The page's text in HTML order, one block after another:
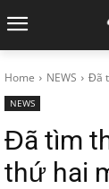
Home NEWS Đã
NEWS
Đã tìm
thứ hai